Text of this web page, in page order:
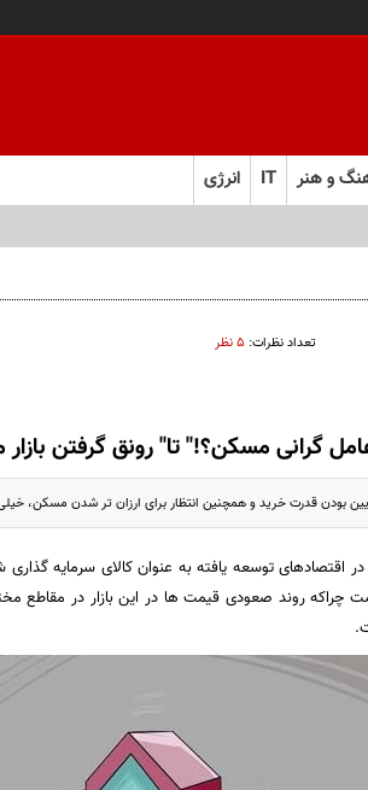
و هنر IT انرژی
تعداد نظرات: ۵ نظر
گرانی مسکن؟!" تا" رونق گرفتن بازار
بودن قدرت خرید و همچنین انتظار برای ارزان تر شدن مسکن،
توسعه یافته به عنوان کالای سرمایه
چراکه روند صعودی قیمت ها در این بازار در مقاطع